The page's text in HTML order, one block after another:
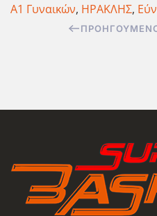
Α1 Γυναικών, ΗΡΑΚΛΗΣ,